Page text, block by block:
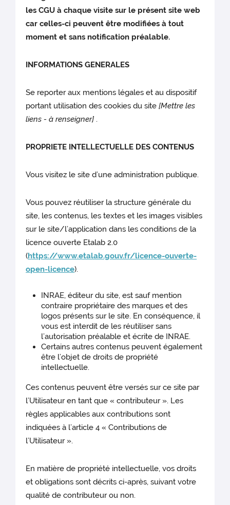
les CGU à chaque visite sur le présent site web
car celles-ci peuvent être modifiées à tout
moment et sans notification préalable.
INFORMATIONS GENERALES
Se reporter aux mentions légales et au dispositif
portant utilisation des cookies du site[Mettre les
liens - à renseigner] .
PROPRIETE INTELLECTUELLE DES CONTENUS
Vous visitez le site d’une administration publique.
Vous pouvez réutiliser la structure générale du
site, les contenus, les textes et les images visibles
sur le site/l’application dans les conditions de la
licence ouverte Etalab 2.0
(https://www.etalab.gouv.fr/licence-ouverte-
open-licence).
INRAE, éditeur du site, est sauf mention
contraire propriétaire des marques et des
logos présents sur le site. En conséquence, il
vous est interdit de les réutiliser sans
l’autorisation préalable et écrite de INRAE.
Certains autres contenus peuvent également
être l’objet de droits de propriété
intellectuelle.
Ces contenus peuvent être versés sur ce site par
l’Utilisateur en tant que « contributeur ». Les
règles applicables aux contributions sont
indiquées à l’article 4 « Contributions de
l’Utilisateur ».
En matière de propriété intellectuelle, vos droits
et obligations sont décrits ci-après, suivant votre
qualité de contributeur ou non.